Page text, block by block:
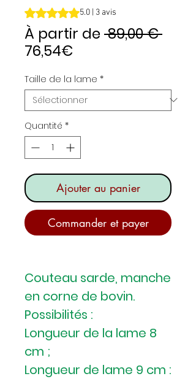
La note est de 5.0 sur cinq étoiles selon
5.0 | 3 avis
À partir de 89,00 € Prix
76,54€
Taille de la lame *
Quantité *
Ajouter au panier
Commander et payer
Couteau sarde, manche
en corne de bovin.
Possibilités :
Longueur de la lame 8
cm ;
Longueur de lame 9 cm :